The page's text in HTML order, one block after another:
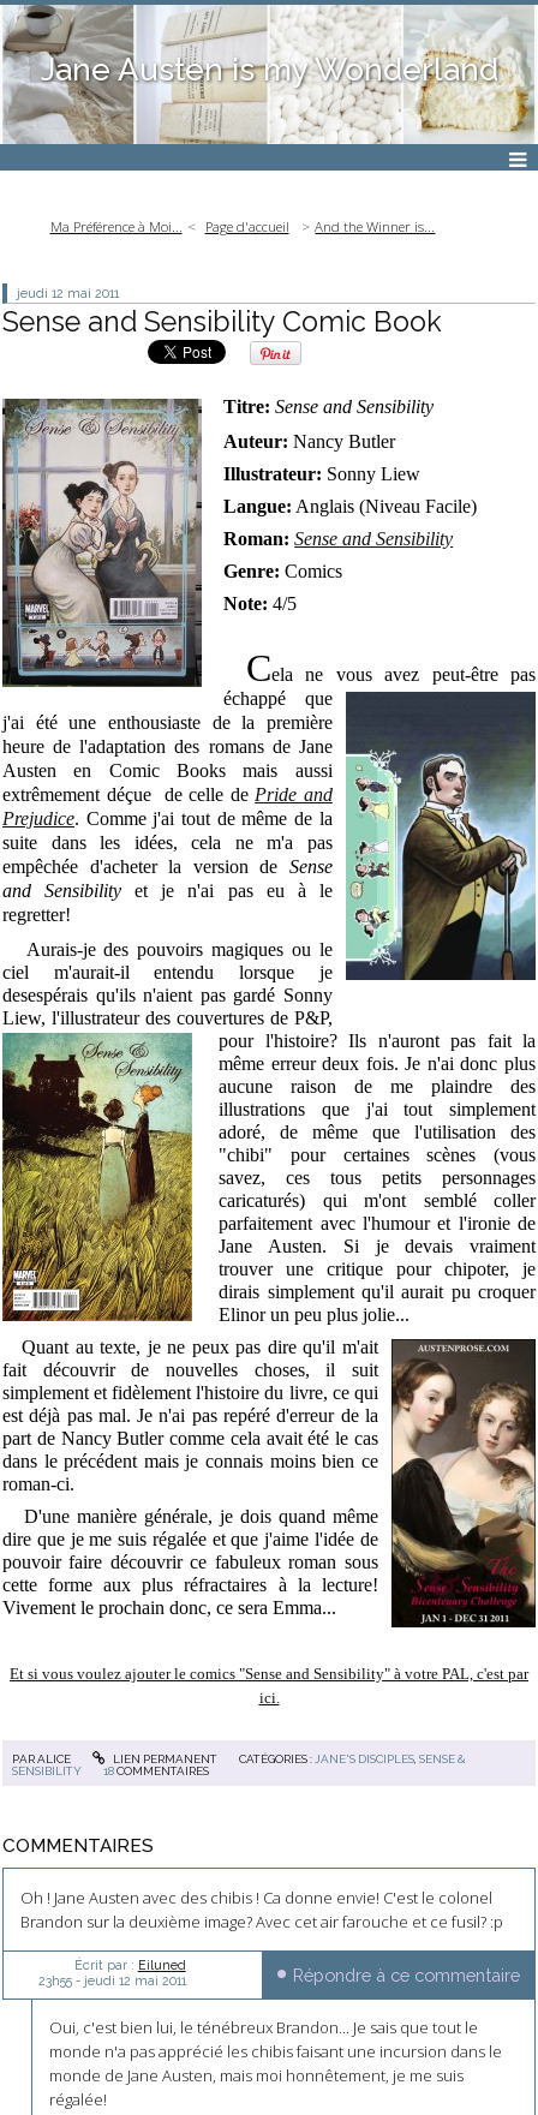
Jane Austen is my Wonderland
Ma Préférence à Moi... Page d'accueil And the Winner is...
jeudi 12 mai 2011
Sense and Sensibility Comic Book
Titre: Sense and Sensibility
Auteur:Nancy Butler
Illustrateur: Sonny Liew
Langue: Anglais (Niveau Facile)
Roman:Sense and Sensibility
Genre: Comics
Note: 4/5
Cela ne vous avez peut-être pas
échappé que
j'ai été une enthousiaste de la première
heure de l'adaptation des romans de Jane
Austen en Comic Books mais aussi
extrêmement déçue de celle dePride and
Prejudice. Comme j'ai tout de même de la
suite dans les idées, cela ne m'a pas
empêchée d'acheter la version de Sense
and Sensibilityet je n'ai pas eu à le
regretter!
Aurais-je des pouvoirs magiques ou le
ciel m'aurait-il entendu lorsque je
desespérais qu'ils n'aient pas gardé Sonny
Liew, l'illustrateur des couvertures de P&P,
pour l'histoire? Ils n'auront pas fait la
même erreur deux fois. Je n'ai donc plus
aucune raison de me plaindre des
illustrations que j'ai tout simplement
adoré, de même que l'utilisation des
"chibi" pour certaines scènes (vous
savez, ces tous petits personnages
caricaturés) qui m'ont semblé coller
parfaitement avec l'humour et l'ironie de
Jane Austen. Si je devais vraiment
trouver une critique pour chipoter, je
dirais simplement qu'il aurait pu croquer
Elinor un peu plus jolie...
Quant au texte, je ne peux pas dire qu'il m'ait
fait découvrir de nouvelles choses, il suit
simplement et fidèlement l'histoire du livre, ce qui
est déjà pas mal. Je n'ai pas repéré d'erreur de la
part de Nancy Butler comme cela avait été le cas
dans le précédent mais je connais moins bien ce
roman-ci.
D'une manière générale, je dois quand même
dire que je me suis régalée et que j'aime l'idée de
pouvoir faire découvrir ce fabuleux roman sous
cette forme aux plus réfractaires à la lecture!
Vivement le prochain donc, ce sera Emma...
Et si vous voulez ajouter le comics "Sense and Sensibility" à votre PAL, c'est par
ici.
PARALICE LIEN PERMANENT CATÉGORIES : JANE'S DISCIPLES ,SENSE &
SENSIBILITY
18 COMMENTAIRES
COMMENTAIRES
Oh ! Jane Austen avec des chibis ! Ca donne envie! C'est le colonel
Brandon sur la deuxième image? Avec cet air farouche et ce fusil? :p
Écrit par : Eiluned
23h55- jeudi 12 mai 2011 Répondre à ce commentaire
Oui, c'est bien lui, le ténébreux Brandon... Je sais que tout le
monde n'a pas apprécié les chibis faisant une incursion dans le
monde de Jane Austen, mais moi honnêtement, je me suis
régalée!